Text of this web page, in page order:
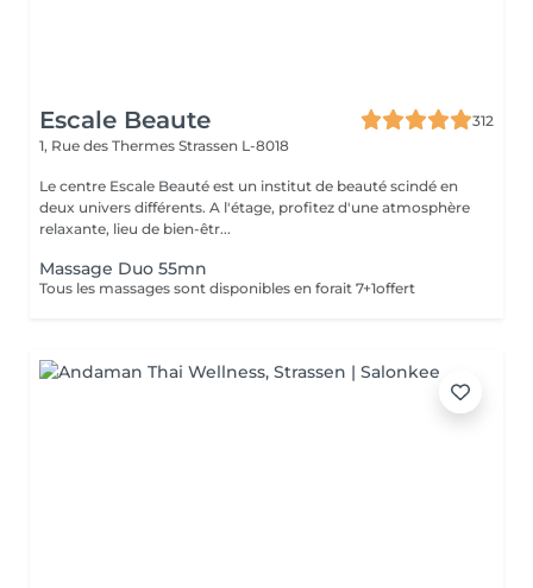
Escale Beaute
312
1, Rue des Thermes Strassen L-8018
Le centre Escale Beauté est un institut de beauté scindé en
deux univers différents. A l'étage, profitez d'une atmosphère
relaxante, lieu de bien-êtr...
Massage Duo 55mn
Tous les massages sont disponibles en forait 7+1offert